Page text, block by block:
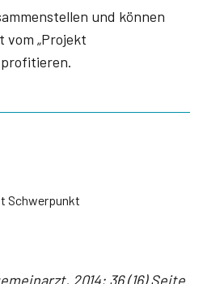
und können
„Projekt
Schwerpunkt
2014; 36 (16) Seite